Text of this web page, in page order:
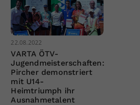
22.08.2022
VARTA ÖTV-
Jugendmeisterschaften:
Pircher demonstriert
mit U14-
Heimtriumph ihr
Ausnahmetalent